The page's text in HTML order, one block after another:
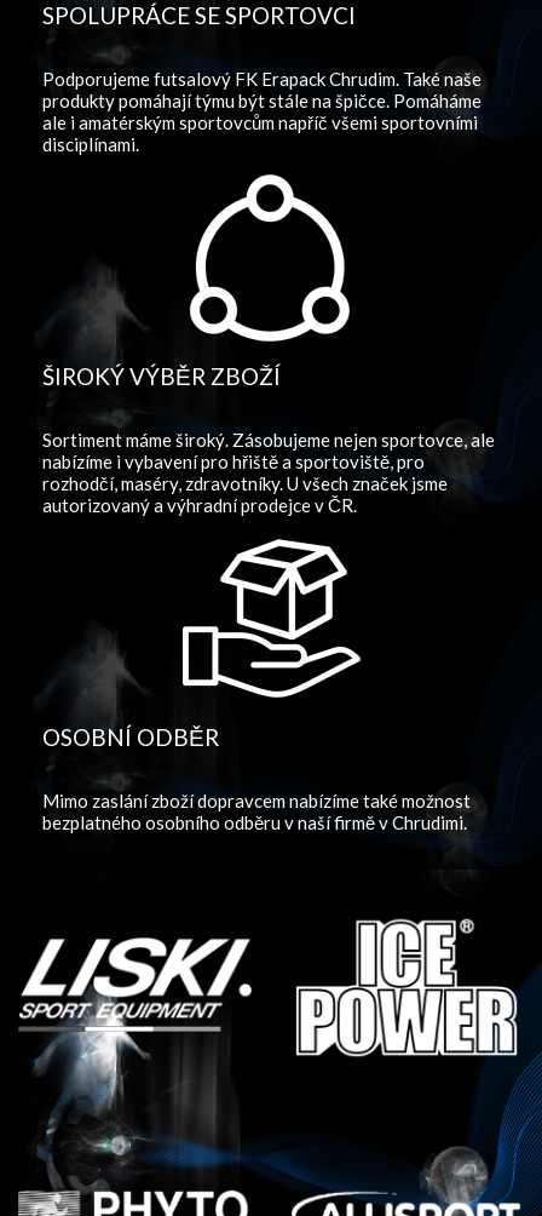
SPOLUPRÁCE SE SPORTOVCI
Podporujeme futsalový FK Erapack Chrudim. Také naše
produkty pomáhají týmu být stále na špičce. Pomáháme
ale i amatérským sportovcům napříč všemi sportovními
disciplínami.
ŠIROKÝ VÝBĚR ZBOŽÍ
Sortiment máme široký. Zásobujeme nejen sportovce, ale
nabízíme i vybavení pro hřiště a sportoviště, pro
rozhodčí, maséry, zdravotníky. U všech značek jsme
autorizovaný a výhradní prodejce v ČR.
OSOBNÍ ODBĚR
Mimo zaslání zboží dopravcem nabízíme také možnost
bezplatného osobního odběru v naší firmě v Chrudimi.